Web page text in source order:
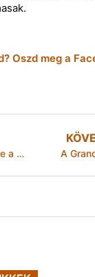
Oszd meg a
A lelet utazzon ne a beteg